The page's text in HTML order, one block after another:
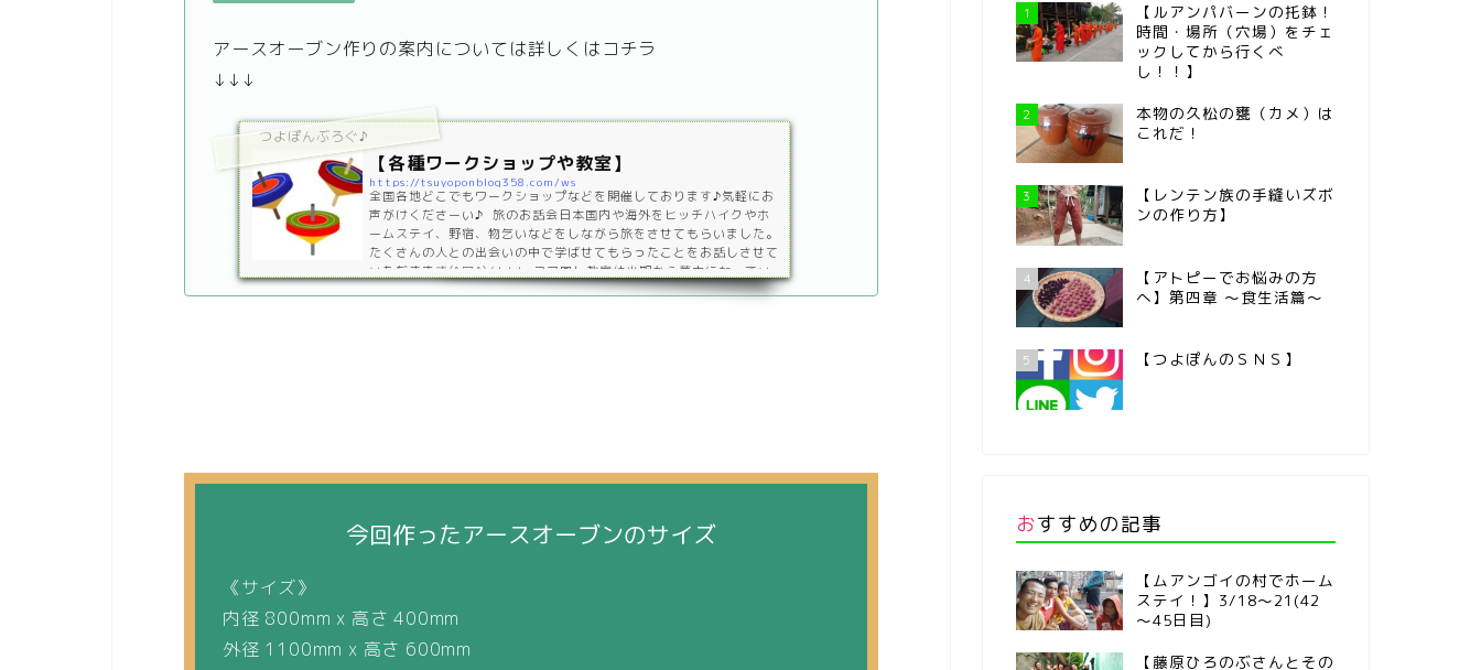
アースオーブン作りの案内については詳しくはコチラ
↓↓↓
つよぽんぶろぐ♪
【各種ワークショップや教室】
https://tsuyoponblog358.com/ws
全国各地どこでもワークショップなどを開催しております♪気軽にお
声がけくださーい♪ 旅のお話会日本国内や海外をヒッチハイクやホ
ームステイ、野宿、物乞いなどをしながら旅をさせてもらいました。
たくさんの人との出会いの中で学ばせてもらったことをお話しさせて
いただきます(^▽^)/↓↓↓ コマ回し教室幼少期から夢中になってい
たコマ回し♪子どもたちにコマの回し方や色んな技を教えさせていた
今回作ったアースオーブンのサイズ
《サイズ》
内径 800mm x 高さ 400mm
外径 1100mm x 高さ 600mm
1
【ルアンパバーンの托鉢！
時間・場所（穴場）をチェ
ックしてから行くべ
し！！】
2
本物の久松の甕（カメ）は
これだ！
3
【レンテン族の手縫いズボ
ンの作り方】
4
【アトピーでお悩みの方
へ】第四章 ～食生活篇～
5 【つよぽんのＳＮＳ】
おすすめの記事
【ムアンゴイの村でホーム
ステイ！】3/18～21(42
～45日目)
【藤原ひろのぶさんとその